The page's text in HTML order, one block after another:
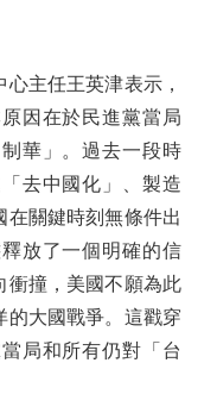
主任王英津表示，
因在於民進黨當局
華」。過去一段時
去中國化」、製造
在關鍵時刻無條件出
放了一個明確的信
衝撞，美國不願為此
的大國戰爭。這戳穿
局和所有仍對「台